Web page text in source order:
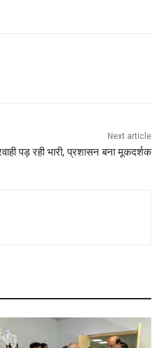
Next article
पड़ रही भारी, प्रशासन बना मूकदर्शक